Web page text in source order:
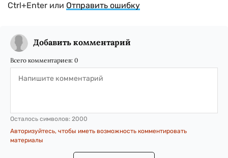
Ctrl+Enter или Отправить ошибку
Добавить комментарий
Всего комментариев: 0
Осталось символов: 2000
Авторизуйтесь, чтобы иметь возможность комментировать
материалы